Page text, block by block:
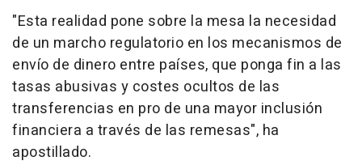
"Esta realidad pone sobre la mesa la necesidad
de un marcho regulatorio en los mecanismos de
envío de dinero entre países, que ponga fin a las
tasas abusivas y costes ocultos de las
transferencias en pro de una mayor inclusión
financiera a través de las remesas", ha
apostillado.